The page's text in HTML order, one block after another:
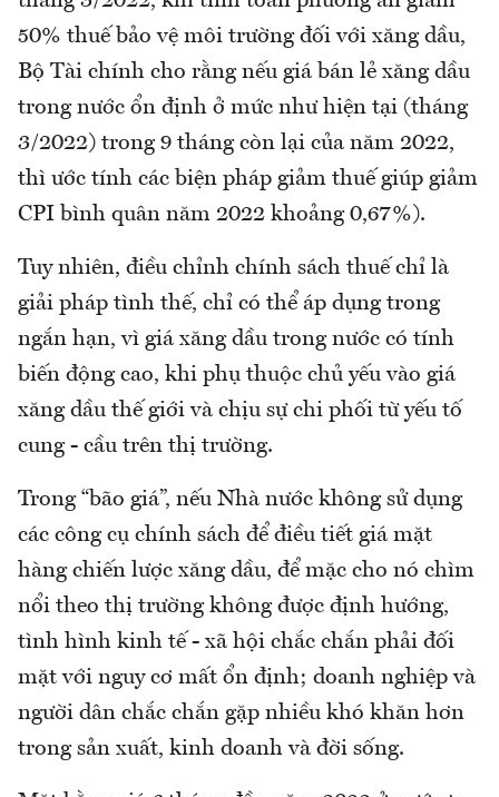
50% thuế bảo vệ môi trường đối với xăng dầu,
Bộ Tài chính cho rằng nếu giá bán lẻ xăng dầu
trong nước ổn định ở mức như hiện tại (tháng
3/2022) trong 9 tháng còn lại của năm 2022,
thì ước tính các biện pháp giảm thuế giúp giảm
CPI bình quân năm 2022 khoảng 0,67%).
Tuy nhiên, điều chỉnh chính sách thuế chỉ là
giải pháp tình thế, chỉ có thể áp dụng trong
ngắn hạn, vì giá xăng dầu trong nước có tính
biến động cao, khi phụ thuộc chủ yếu vào giá
xăng dầu thế giới và chịu sự chi phối từ yếu tố
cung - cầu trên thị trường.
Trong “bão giá”, nếu Nhà nước không sử dụng
các công cụ chính sách để điều tiết giá mặt
hàng chiến lược xăng dầu, để mặc cho nó chìm
nổi theo thị trường không được định hướng,
tình hình kinh tế - xã hội chắc chắn phải đối
mặt với nguy cơ mất ổn định; doanh nghiệp và
người dân chắc chắn gặp nhiều khó khăn hơn
trong sản xuất, kinh doanh và đời sống.